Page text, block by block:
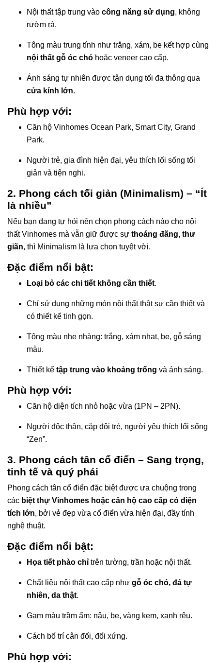
Nội thất tập trung vào công năng sử dụng, không
rườm rà.
Tông màu trung tính như trắng, xám, be kết hợp cùng
nội thất gỗ óc chó hoặc veneer cao cấp.
Ánh sáng tự nhiên được tận dụng tối đa thông qua
cửa kính lớn.
Phù hợp với:
Căn hộ Vinhomes Ocean Park, Smart City, Grand
Park.
Người trẻ, gia đình hiện đại, yêu thích lối sống tối
giản và tiện nghi.
2. Phong cách tối giản (Minimalism) – “Ít
là nhiều”
Nếu bạn đang tự hỏi nên chọn phong cách nào cho nội
thất Vinhomes mà vẫn giữ được sự thoáng đãng, thư
giãn, thì Minimalism là lựa chọn tuyệt vời.
Đặc điểm nổi bật:
Loại bỏ các chi tiết không cần thiết.
Chỉ sử dụng những món nội thất thật sự cần thiết và
có thiết kế tinh gọn.
Tông màu nhẹ nhàng: trắng, xám nhạt, be, gỗ sáng
màu.
Thiết kế tập trung vào khoảng trống và ánh sáng.
Phù hợp với:
Căn hộ diện tích nhỏ hoặc vừa (1PN – 2PN).
Người độc thân, cặp đôi trẻ, người yêu thích lối sống
“Zen”.
3. Phong cách tân cổ điển – Sang trọng,
tinh tế và quý phái
Phong cách tân cổ điển đặc biệt được ưa chuộng trong
các biệt thự Vinhomes hoặc căn hộ cao cấp có diện
tích lớn, bởi vẻ đẹp vừa cổ điển vừa hiện đại, đầy tính
nghệ thuật.
Đặc điểm nổi bật:
Họa tiết phào chỉ trên tường, trần hoặc nội thất.
Chất liệu nội thất cao cấp như gỗ óc chó, đá tự
nhiên, da thật.
Gam màu trầm ấm: nâu, be, vàng kem, xanh rêu.
Cách bố trí cân đối, đối xứng.
Phù hợp với: